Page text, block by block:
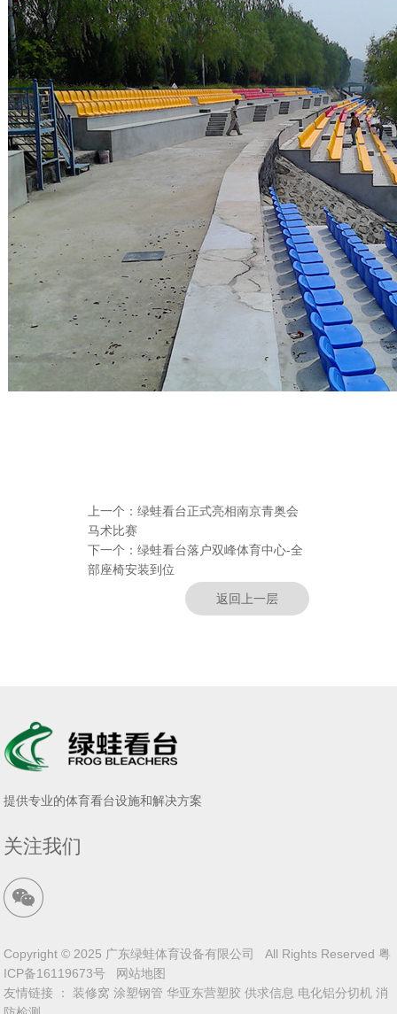
上一个： 绿蛙看台正式亮相南京青奥会
马术比赛
下一个： 绿蛙看台落户双峰体育中心-全
部座椅安装到位
返回上一层
提供专业的体育看台设施和解决方案
关注我们
Copyright © 2025 广东绿蛙体育设备有限公司 All Rights Reserved 粤
ICP备16119673号
网站地图
友情链接 ：装修窝 涂塑钢管 华亚东营塑胶 供求信息 电化铝分切机 消